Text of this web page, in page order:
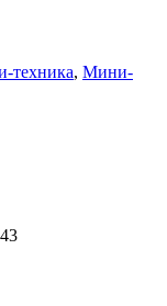
техника, Мини-